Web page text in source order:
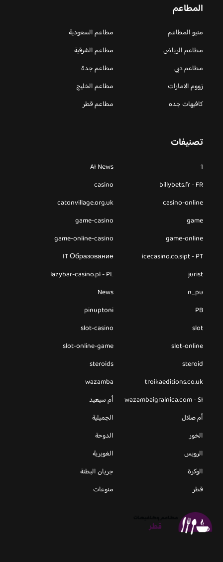
المطاعم
منيو المطاعم
مطاعم السعودية
مطاعم الرياض
مطاعم الشرقية
مطاعم دبي
مطاعم جدة
زووم الامارات
مطاعم الخليج
كافيهات جده
مطاعم قطر
تصنيفات
1
AI News
billybets.fr - FR
casino
casino-online
catonvillage.org.uk
game
game-casino
game-online
game-online-casino
icecasino.co.sipt - PT
IT Образование
jurist
lazybar-casino.pl - PL
n_pu
News
PB
pinuptoni
slot
slot-casino
slot-online
slot-online-game
steroid
steroids
troikaeditions.co.uk
wazamba
wazambaigralnica.com - SI
أم سيعيد
أم صلال
الجميلية
الخور
الدوحة
الرويس
الغويرية
الوكرة
جريان البطنة
قطر
منوعات